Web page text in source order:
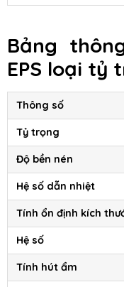
Bảng
EPS loại tỷ
Thông số
Tỷ trọng
Độ bền nén
Hệ số dẫn nhiệt
Tính ổn định kích
Hệ số
Tính hút ẩm